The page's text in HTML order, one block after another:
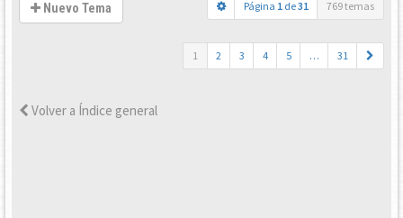
Nuevo Tema Página 1 de31 769 temas
1 2 3 4 5 … 31
Volver a Índice general